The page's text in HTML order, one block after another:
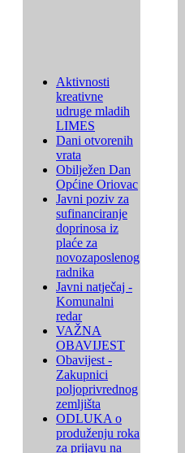
Aktivnosti
kreativne
udruge mladih
LIMES
Dani otvorenih
vrata
Obilježen Dan
Općine Oriovac
Javni poziv za
sufinanciranje
doprinosa iz
plaće za
novozaposlenog
radnika
Javni natječaj -
Komunalni
redar
VAŽNA
OBAVIJEST
Obavijest -
Zakupnici
poljoprivrednog
zemljišta
ODLUKA o
produženju roka
za prijavu na